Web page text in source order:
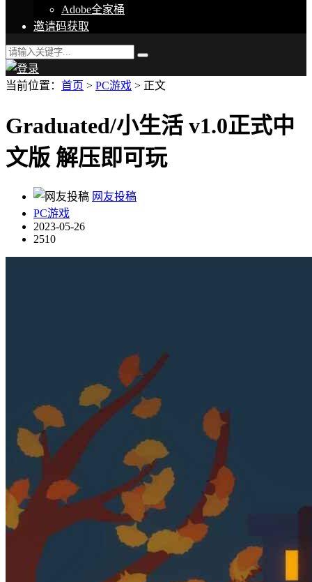
Adobe全家桶
邀请码获取
当前位置： 首页 > PC游戏 > 正文
Graduated/小生活 v1.0正式中
文版 解压即可玩
网友投稿
PC游戏
2023-05-26
2510